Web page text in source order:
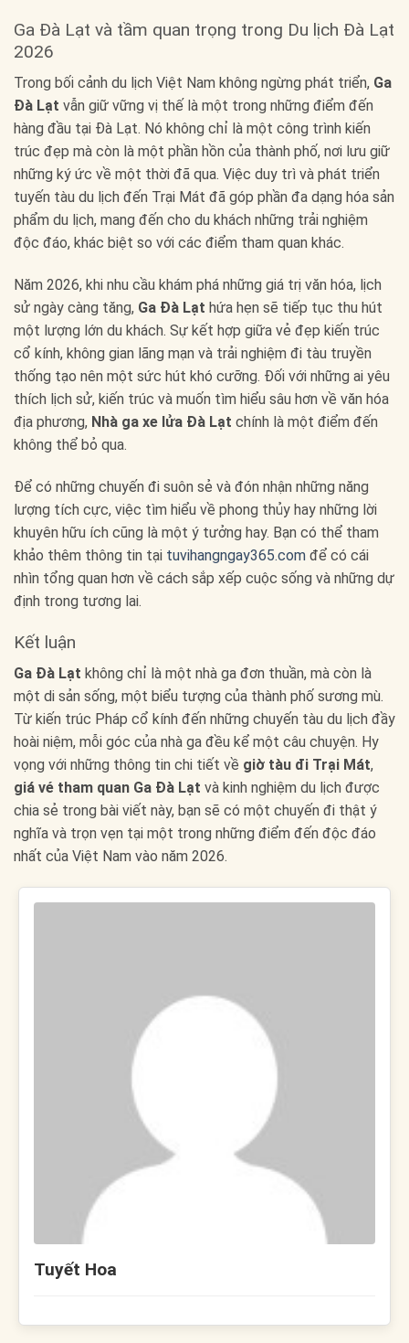
Ga Đà Lạt và tầm quan trọng trong Du lịch Đà Lạt
2026
Trong bối cảnh du lịch Việt Nam không ngừng phát triển, Ga
Đà Lạt vẫn giữ vững vị thế là một trong những điểm đến
hàng đầu tại Đà Lạt. Nó không chỉ là một công trình kiến
trúc đẹp mà còn là một phần hồn của thành phố, nơi lưu giữ
những ký ức về một thời đã qua. Việc duy trì và phát triển
tuyến tàu du lịch đến Trại Mát đã góp phần đa dạng hóa sản
phẩm du lịch, mang đến cho du khách những trải nghiệm
độc đáo, khác biệt so với các điểm tham quan khác.
Năm 2026, khi nhu cầu khám phá những giá trị văn hóa, lịch
sử ngày càng tăng, Ga Đà Lạt hứa hẹn sẽ tiếp tục thu hút
một lượng lớn du khách. Sự kết hợp giữa vẻ đẹp kiến trúc
cổ kính, không gian lãng mạn và trải nghiệm đi tàu truyền
thống tạo nên một sức hút khó cưỡng. Đối với những ai yêu
thích lịch sử, kiến trúc và muốn tìm hiểu sâu hơn về văn hóa
địa phương, Nhà ga xe lửa Đà Lạt chính là một điểm đến
không thể bỏ qua.
Để có những chuyến đi suôn sẻ và đón nhận những năng
lượng tích cực, việc tìm hiểu về phong thủy hay những lời
khuyên hữu ích cũng là một ý tưởng hay. Bạn có thể tham
khảo thêm thông tin tại tuvihangngay365.com để có cái
nhìn tổng quan hơn về cách sắp xếp cuộc sống và những dự
định trong tương lai.
Kết luận
Ga Đà Lạt không chỉ là một nhà ga đơn thuần, mà còn là
một di sản sống, một biểu tượng của thành phố sương mù.
Từ kiến trúc Pháp cổ kính đến những chuyến tàu du lịch đầy
hoài niệm, mỗi góc của nhà ga đều kể một câu chuyện. Hy
vọng với những thông tin chi tiết về giờ tàu đi Trại Mát,
giá vé tham quan Ga Đà Lạt và kinh nghiệm du lịch được
chia sẻ trong bài viết này, bạn sẽ có một chuyến đi thật ý
nghĩa và trọn vẹn tại một trong những điểm đến độc đáo
nhất của Việt Nam vào năm 2026.
Tuyết Hoa